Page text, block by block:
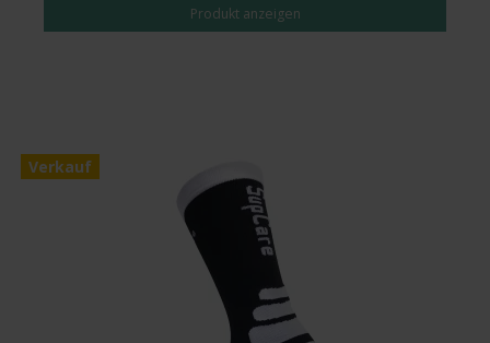
Produkt anzeigen
Verkauf